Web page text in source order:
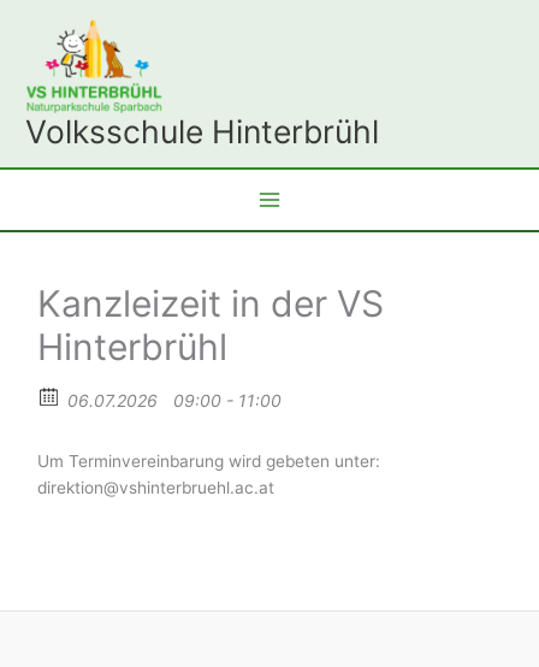
springen
Volksschule Hinterbrühl
Kanzleizeit in der VS
Hinterbrühl
06.07.2026 09:00 - 11:00
Um Terminvereinbarung wird gebeten unter:
direktion@vshinterbruehl.ac.at